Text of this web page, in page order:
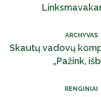
ARCHYVAS
Skautų vadovų
„Pažink,
RENGINIAI